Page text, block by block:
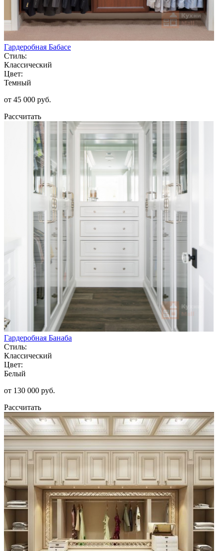
Гардеробная Бабасе
Стиль:
Классический
Цвет:
Темный
от 45 000 руб.
Рассчитать
Гардеробная Банаба
Стиль:
Классический
Цвет:
Белый
от 130 000 руб.
Рассчитать